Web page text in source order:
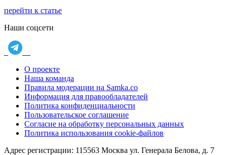
перейти к статье
Наши соцсети
О проекте
Наша команда
Правила модерации на Samka.co
Информация для правообладателей
Политика конфиденциальности
Пользовательское соглашение
Согласие на обработку персональных данных
Политика использования cookie-файлов
Адрес регистрации: 115563 Москва ул. Генерала Белова, д. 7